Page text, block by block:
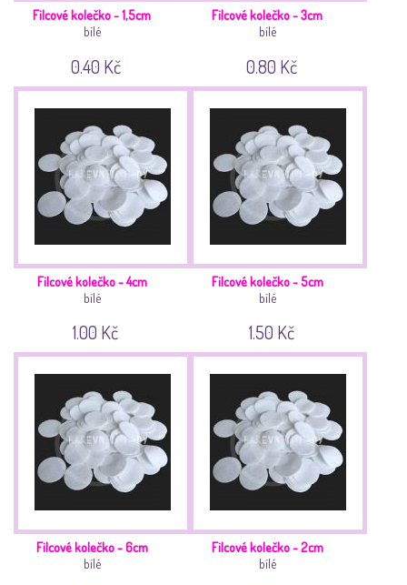
Filcové kolečko - 1,5cm
bílé
0.40 Kč
Filcové kolečko - 3cm
bílé
0.80 Kč
Filcové kolečko - 4cm
bílé
1.00 Kč
Filcové kolečko - 5cm
bílé
1.50 Kč
Filcové kolečko - 6cm
bílé
Filcové kolečko - 2cm
bílé